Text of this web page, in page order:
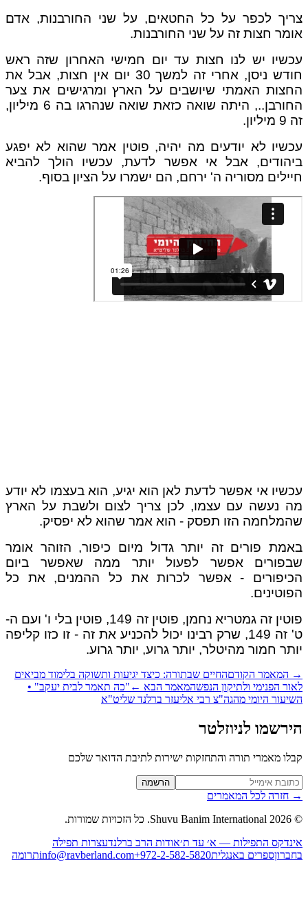
לכפר על כל החטאים, על שני החורבנות, אדם
חצות זה על שני החורבנות.
יש לנו חצות עד יום חמישי האחרון שזה ראש
חודש ניסן, אחרי זה למשך 30 יום אין חצות, אבל את
האמתי שיושבים על הארץ ומרגישים את צער
החורבן.., היתה שואה כזאת שואה שנהרגו בה 6 מיליון,
לא יודעים מה יהיה, פוטין אמר שהוא לא יפגע
אבל אי אפשר לדעת, עכשיו הולך להביא
מסוריה ה' ירחם, הם ישמרו על הציון בסוף.
אי אפשר לדעת לאן הוא יגיע, הוא בעצמו לא יודע
נעשה עם עצמו, לכן צריך לצום ולשבת על הארץ
הזו תפסק - הוא אמר שהוא לא יפסיק.
פורים זה יותר גדול מיום כיפור, הזוהר אומר
אפשר לפעול יותר ממה שאפשר ביום
- אפשר לכרות את כל ההמנים, את כל
פוטין זה גמטריא נחמן, פוטין זה 149, פוטין בלי ו' ועם ה-
ט' זה 149, שרק רבינו יכול להכניע את זה - זו כזו קליפה
חמור מהיטלר, יותר גרוע, יותר גרוע.
המאמר הקודםהחיים שבתורה: כיצד יגיעות ותשוקה בלימוד מביאים
הפנימי ולתיקון הנפשהמאמר הבא ← "כה תאמר לבית יעקב" •
היומי מהגה"צ רבי אליעזר ברלנד שליט"א
לניוזלטר
מאמרי תורה והתחזקות ישירות לתיבת הדואר שלכם
Website (leave הרשמה
חזרה לכל המאמרים
2026
Shuvu Banim International.
כל הזכויות שמורות.
התפילות — א׳ עד ת׳אודות הרב ברלנדעצרות תפילה
ספרים באנגלית info@ravberland.com+972-2-582-5820 תרומה